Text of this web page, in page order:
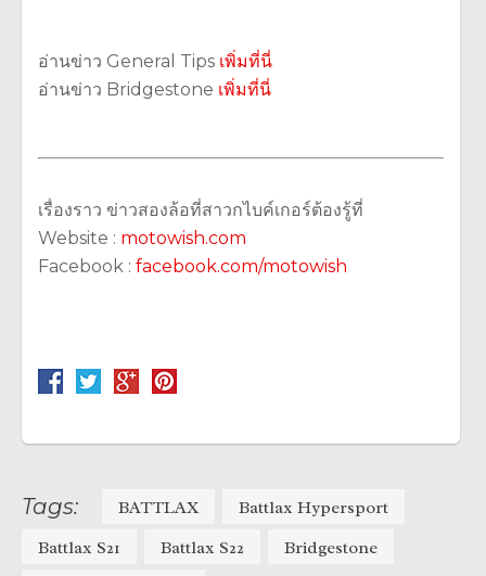
อ่านข่าว General Tips เพิ่มที่นี่
อ่านข่าว Bridgestone เพิ่มที่นี่
เรื่องราว ข่าวสองล้อที่สาวกไบค์เกอร์ต้องรู้ที่
Website : motowish.com
Facebook : facebook.com/motowish
Tags: BATTLAX
Battlax Hypersport
Battlax S21
Battlax S22
Bridgestone